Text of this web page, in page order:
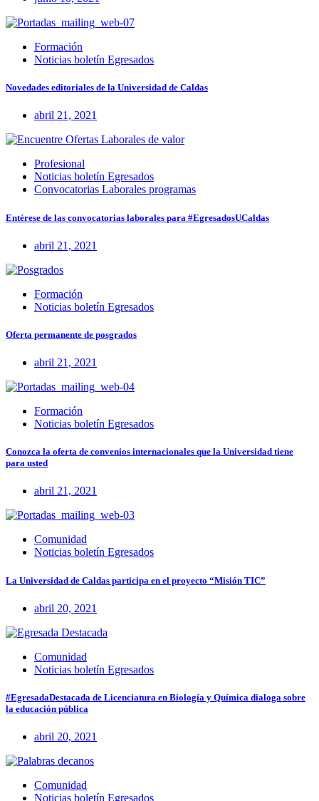
Formación
Noticias boletín Egresados
Novedades editoriales de la Universidad de Caldas
abril 21, 2021
Profesional
Noticias boletín Egresados
Convocatorias Laborales programas
Entérese de las convocatorias laborales para #EgresadosUCaldas
abril 21, 2021
Formación
Noticias boletín Egresados
Oferta permanente de posgrados
abril 21, 2021
Formación
Noticias boletín Egresados
Conozca la oferta de convenios internacionales que la Universidad tiene
para usted
abril 21, 2021
Comunidad
Noticias boletín Egresados
La Universidad de Caldas participa en el proyecto “Misión TIC”
abril 20, 2021
Comunidad
Noticias boletín Egresados
#EgresadaDestacada de Licenciatura en Biología y Química dialoga sobre
la educación pública
abril 20, 2021
Comunidad
Noticias boletín Egresados